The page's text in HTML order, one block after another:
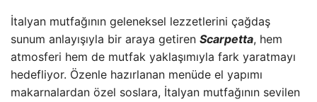
İtalyan mutfağının geleneksel lezzetlerini çağdaş
sunum anlayışıyla bir araya getiren Scarpetta, hem
atmosferi hem de mutfak yaklaşımıyla fark yaratmayı
hedefliyor. Özenle hazırlanan menüde el yapımı
makarnalardan özel soslara, İtalyan mutfağının sevilen